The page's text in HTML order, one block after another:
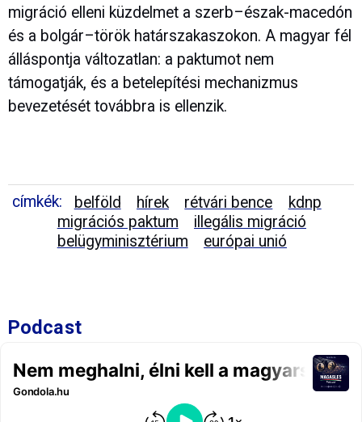
migráció elleni küzdelmet a szerb–észak-macedón
és a bolgár–török határszakaszokon. A magyar fél
álláspontja változatlan: a paktumot nem
támogatják, és a betelepítési mechanizmus
bevezetését továbbra is ellenzik.
címkék: belföld hírek rétvári bence
kdnp
migrációs paktum
illegális migráció
belügyminisztérium
európai unió
Podcast